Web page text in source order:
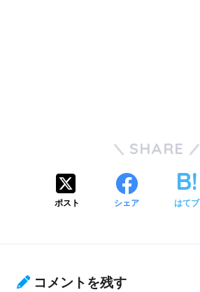
SHARE
ポスト シェア はてブ
コメントを残す